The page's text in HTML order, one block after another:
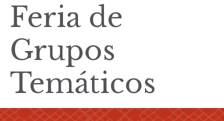
Feria de
Grupos
Temáticos